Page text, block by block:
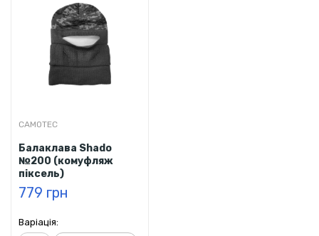
CAMOTEC
Балаклава Shado
№200 (комуфляж
піксель)
779 грн
Варіація: